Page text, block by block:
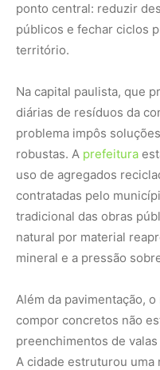
ponto central: reduzir
públicos e fechar ciclos
território.
Na capital paulista, que
diárias de resíduos da
problema impôs
robustas. A prefeitura
uso de agregados
contratadas pelo
tradicional das obras
natural por material
mineral e a pressão
Além da pavimentação,
compor concretos não
preenchimentos de
A cidade estruturou uma